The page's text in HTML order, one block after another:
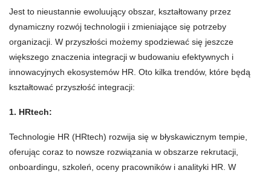
Jest to nieustannie ewoluujący obszar, kształtowany przez
dynamiczny rozwój technologii i zmieniające się potrzeby
organizacji. W przyszłości możemy spodziewać się jeszcze
większego znaczenia integracji w budowaniu efektywnych i
innowacyjnych ekosystemów HR. Oto kilka trendów, które będą
kształtować przyszłość integracji:
1. HRtech:
Technologie HR (HRtech) rozwija się w błyskawicznym tempie,
oferując coraz to nowsze rozwiązania w obszarze rekrutacji,
onboardingu, szkoleń, oceny pracowników i analityki HR. W